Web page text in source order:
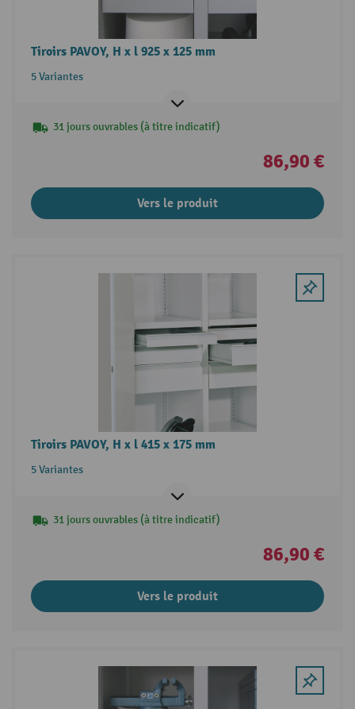
Tiroirs PAVOY, H x l 925 x 125 mm
5 Variantes
31 jours ouvrables (à titre indicatif)
86,90 €
Vers le produit
Tiroirs PAVOY, H x l 415 x 175 mm
5 Variantes
31 jours ouvrables (à titre indicatif)
86,90 €
Vers le produit